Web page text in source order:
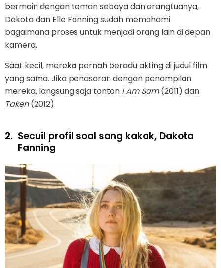
bermain dengan teman sebaya dan orangtuanya,
Dakota dan Elle Fanning sudah memahami
bagaimana proses untuk menjadi orang lain di depan
kamera.
Saat kecil, mereka pernah beradu akting di judul film
yang sama. Jika penasaran dengan penampilan
mereka, langsung saja tonton I Am Sam(2011) dan
Taken(2012).
2. Secuil profil soal sang kakak, Dakota
Fanning